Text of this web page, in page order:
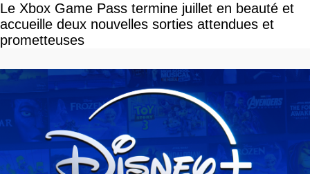
Le Xbox Game Pass termine juillet en beauté et
accueille deux nouvelles sorties attendues et
prometteuses